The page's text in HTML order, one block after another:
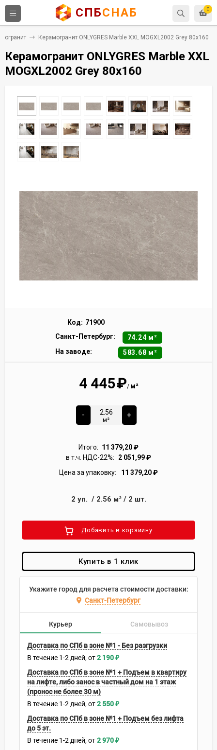
0
СПБСНАБ
Керамогранит ONLYGRES Marble XXL MOGXL2002 Grey 80x160
Керамогранит ONLYGRES Marble XXL
MOGXL2002 Grey 80x160
Код: 71900
Санкт-Петербург:
74.24 м²
На заводе:
583.68 м²
4 445₽/ м²
-
м²
+
Итого: 11 379,20₽
в т.ч. НДС-22%:
2 051,99₽
Цена за упаковку:
11 379,20₽
2 уп. / 2.56 м²/ 2 шт.
Добавить в корзиину
Купить в 1 клик
Укажите город для расчета стоимости доставки:
Санкт-Петербург
Курьер Самовывоз
Доставка по СПб в зоне №1 - Без разгрузки
В течение 1-2 дней 2 190₽
Доставка по СПб в зоне №1 + Подъем в квартиру
на лифте, либо занос в частный дом на 1 этаж
(пронос не более 30 м)
В течение 1-2 дней 2 550₽
Доставка по СПб в зоне №1 + Подъем без лифта
до 5 эт.
В течение 1-2 дней 2 970₽